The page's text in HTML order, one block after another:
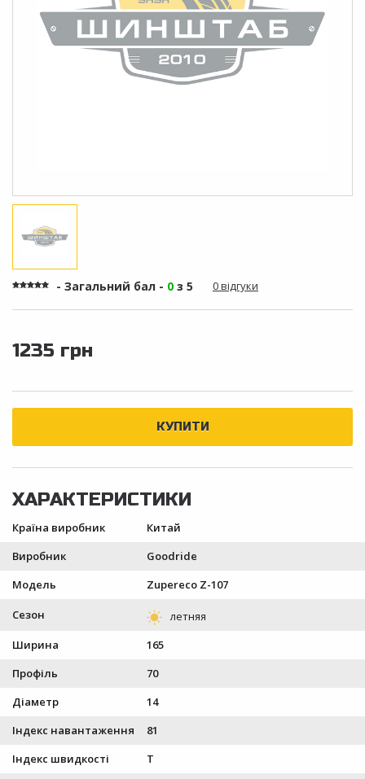
- Загальний бал - 0 з 5 0 відгуки
1235 грн
Країна виробник
Китай
Виробник
Goodride
Модель
Zupereco Z-107
Сезон
Ширина
165
Профіль
70
Діаметр
14
Індекс навантаження
81
Індекс швидкості
T